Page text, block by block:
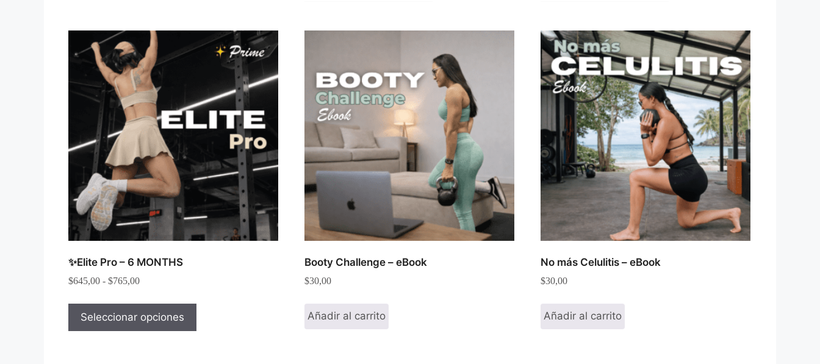
✨Elite Pro – 6 MONTHS
$645,00 - $765,00
Seleccionar opciones
Booty Challenge – eBook
$30,00
Añadir al carrito
No más Celulitis – eBook
$30,00
Añadir al carrito